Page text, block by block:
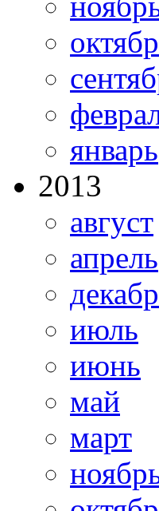
январь
2013
август
апрель
июль
июнь
май
март